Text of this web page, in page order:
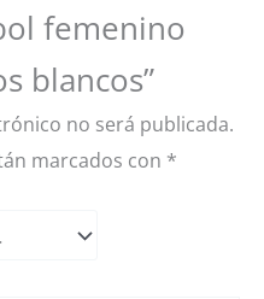
femenino
blancos”
no será publicada.
marcados con *